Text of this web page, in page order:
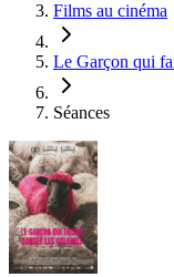
Films au cinéma
Le Garçon qui
Séances